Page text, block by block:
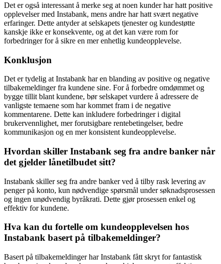
Det er også interessant å merke seg at noen kunder har hatt positive
opplevelser med Instabank, mens andre har hatt svært negative
erfaringer. Dette antyder at selskapets tjenester og kundestøtte
kanskje ikke er konsekvente, og at det kan være rom for
forbedringer for å sikre en mer enhetlig kundeopplevelse.
Konklusjon
Det er tydelig at Instabank har en blanding av positive og negative
tilbakemeldinger fra kundene sine. For å forbedre omdømmet og
bygge tillit blant kundene, bør selskapet vurdere å adressere de
vanligste temaene som har kommet fram i de negative
kommentarene. Dette kan inkludere forbedringer i digital
brukervennlighet, mer forutsigbare rentebetingelser, bedre
kommunikasjon og en mer konsistent kundeopplevelse.
Hvordan skiller Instabank seg fra andre banker når
det gjelder lånetilbudet sitt?
Instabank skiller seg fra andre banker ved å tilby rask levering av
penger på konto, kun nødvendige spørsmål under søknadsprosessen
og ingen unødvendig byråkrati. Dette gjør prosessen enkel og
effektiv for kundene.
Hva kan du fortelle om kundeopplevelsen hos
Instabank basert på tilbakemeldinger?
Basert på tilbakemeldinger har Instabank fått skryt for fantastisk